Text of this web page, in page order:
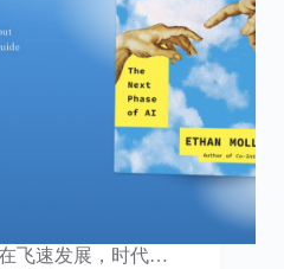
飞速发展，时代…